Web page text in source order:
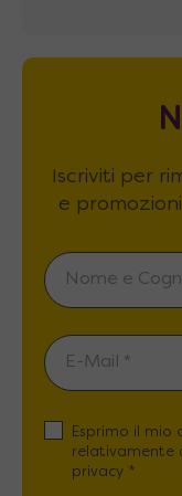
Iscriviti per
e
Esprimo il
relativamente
privacy *